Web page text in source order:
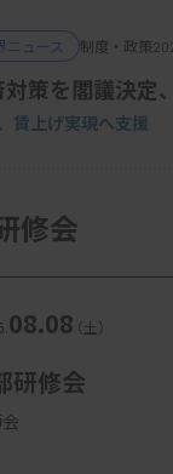
ニュース 制度・政策
対策を閣議決定
賃上げ実現へ支援
修会
08.08（土）
研修会